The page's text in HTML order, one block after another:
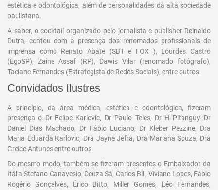
estética e odontológica, além de personalidades da alta sociedade
paulistana.
A saber, o cocktail organizado pelo jornalista e publisher Reinaldo
Dutra, contou com a presença dos renomados profissionais de
imprensa como Renato Abate (SBT e FOX ), Lourdes Castro
(EgoSP), Zaine Assaf (RP), Dawis Vilar (renomado fotógrafo),
Taciane Fernandes (Estrategista de Redes Sociais), entre outros.
Convidados Ilustres
A princípio, da área médica, estética e odontológica, fizeram
presença o Dr Felipe Karlovic, Dr Paulo Teles, Dr H Pitanguy, Dr
Daniel Dias Machado, Dr Fábio Luciano, Dr Kleber Pezzine, Dra
Maria Eduarda Karlovic, Dra Jayne Jefra, Dra Mariana Souza, Dra
Greice Antunes entre outros.
Do mesmo modo, também se fizeram presentes o Embaixador da
Itália Stefano Canavesio, Deuza Sá, Carlos Bill, Viviane Lopes, Fábio
Rogério Gonçalves, Érico Bitto, Miller Gomes, Léo Fernandes,